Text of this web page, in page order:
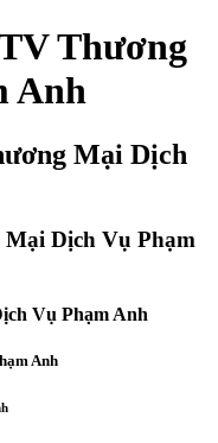
Thương
Anh
Mại Dịch
Dịch Vụ Phạm
Vụ Phạm Anh
Anh